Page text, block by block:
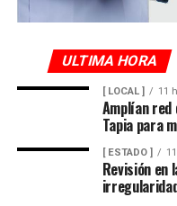
ULTIMA HORA
[ LOCAL ] 11
Amplían red
Tapia para
[ ESTADO ]
Revisión en